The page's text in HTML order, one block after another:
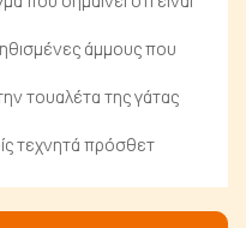
άμμους που
τουαλέτα της γάτας
τεχνητά πρόσθετ